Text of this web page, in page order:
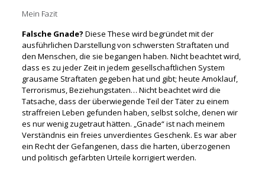
Mein Fazit
Falsche Gnade? Diese These wird begründet mit der
ausführlichen Darstellung von schwersten Straftaten und
den Menschen, die sie begangen haben. Nicht beachtet wird,
dass es zu jeder Zeit in jedem gesellschaftlichen System
grausame Straftaten gegeben hat und gibt; heute Amoklauf,
Terrorismus, Beziehungstaten… Nicht beachtet wird die
Tatsache, dass der überwiegende Teil der Täter zu einem
straffreien Leben gefunden haben, selbst solche, denen wir
es nur wenig zugetraut hätten. „Gnade“ ist nach meinem
Verständnis ein freies unverdientes Geschenk. Es war aber
ein Recht der Gefangenen, dass die harten, überzogenen
und politisch gefärbten Urteile korrigiert werden.